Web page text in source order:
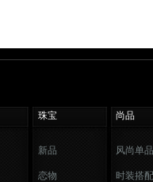
珠宝 尚品
新品
恋物
风尚单品
时装搭配